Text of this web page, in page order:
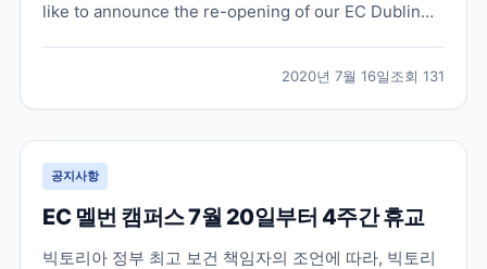
like to announce the re-opening of our EC Dublin
2020년 7월 16일조회 131
공지사항
EC 멜번 캠퍼스 7월 20일부터 4주간 휴교
빅토리아 정부 최고 보건 책임자의 조언에 따라, 빅토리